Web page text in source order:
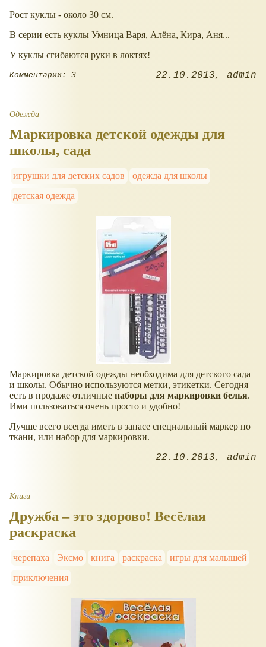
Рост куклы - около 30 см.
В серии есть куклы Умница Варя, Алёна, Кира, Аня...
У куклы сгибаются руки в локтях!
Комментарии: 3 22.10.2013 admin
Одежда
Маркировка детской одежды для
школы, сада
игрушки для детских садов
одежда для школы
детская одежда
Маркировка детской одежды необходима для детского сада
и школы. Обычно используются метки, этикетки. Сегодня
есть в продаже отличные наборы для маркировки белья.
Ими пользоваться очень просто и удобно!
Лучше всего всегда иметь в запасе специальный маркер по
ткани, или набор для маркировки.
22.10.2013 admin
Книги
Дружба – это здорово! Весёлая
раскраска
черепаха Эксмо книга раскраска
игры для малышей
приключения